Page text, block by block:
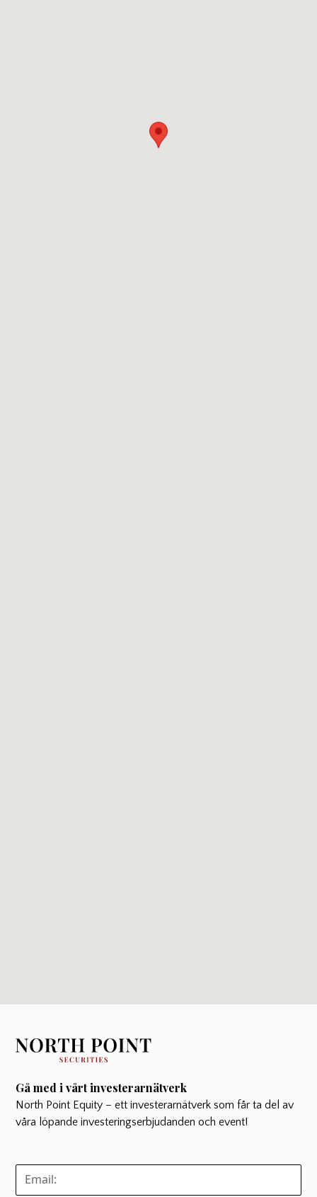
Gå med i vårt investerarnätverk
North Point Equity – ett investerarnätverk som får ta del av
våra löpande investeringserbjudanden och event!